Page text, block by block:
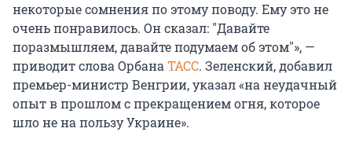
некоторые сомнения по этому поводу. Ему это не
очень понравилось. Он сказал: "Давайте
поразмышляем, давайте подумаем об этом"», —
приводит слова Орбана ТАСС. Зеленский, добавил
премьер-министр Венгрии, указал «на неудачный
опыт в прошлом с прекращением огня, которое
шло не на пользу Украине».